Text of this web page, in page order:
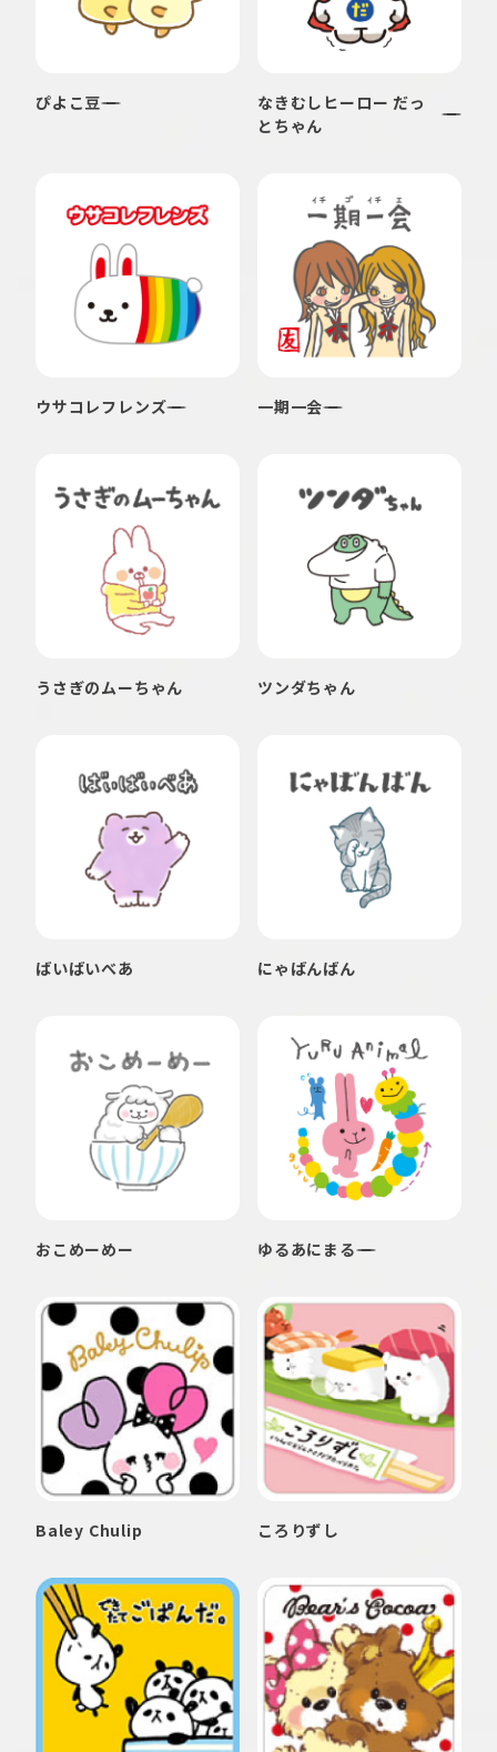
ぴよこ豆
なきむしヒーロー だっ
とちゃん
ウサコレフレンズ 一期一会
うさぎのムーちゃん ツンダちゃん
ばいばいべあ にゃばんばん
おこめーめー ゆるあにまる
Baley Chulip ころりずし